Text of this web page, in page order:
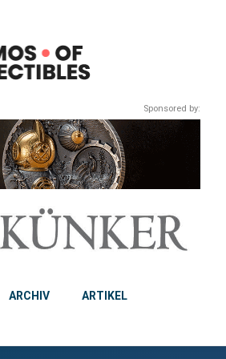
Sponsored by:
ARCHIV
ARTIKEL